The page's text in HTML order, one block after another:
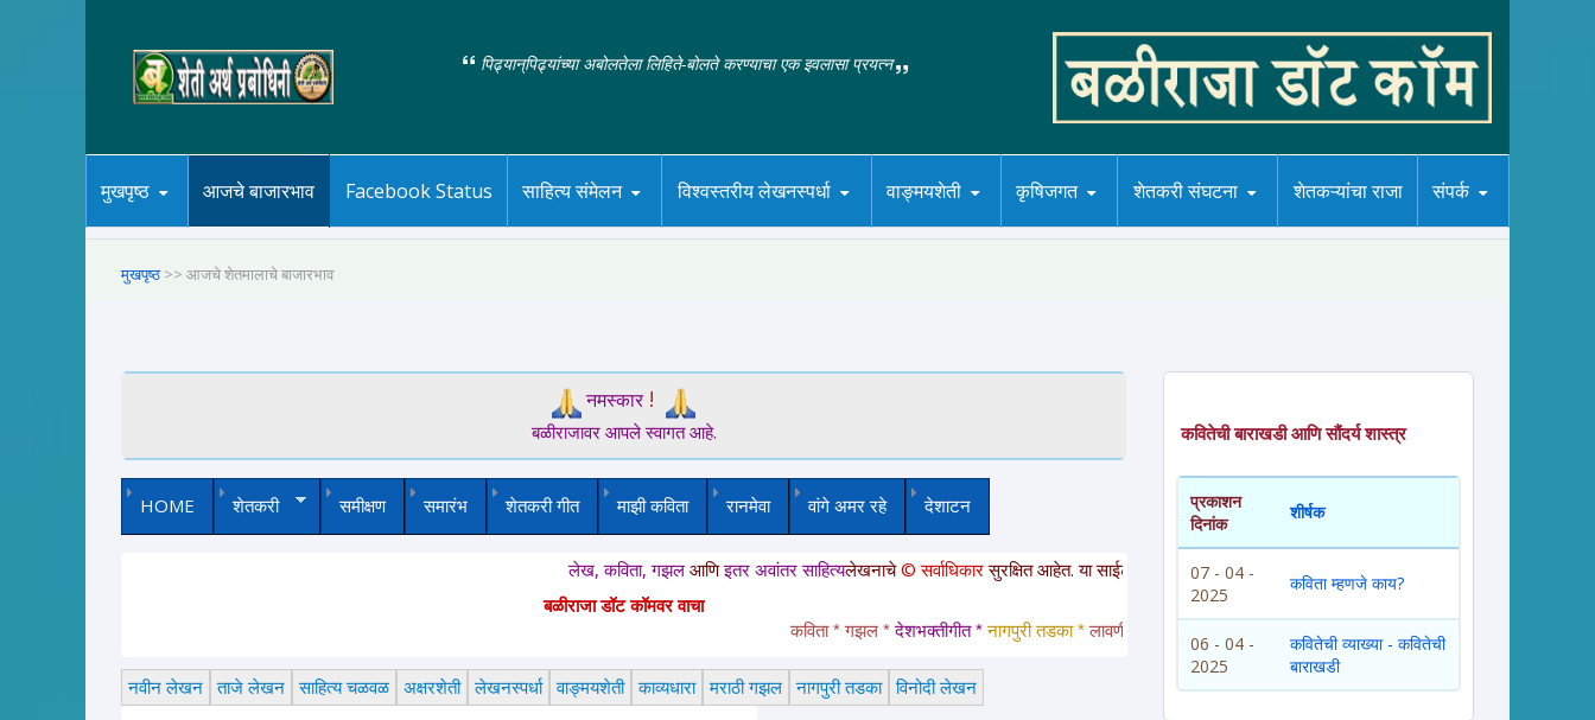
पिढ्यान्‌पिढ्यांच्या अबोलतेला लिहिते-बोलते करण्याचा एक इवलासा प्रयत्न
मुखपृष्ठ आजचे बाजारभाव Facebook Status साहित्य संमेलन विश्वस्तरीय लेखनस्पर्धा वाङ्मयशेती कृषिजगत शेतकरी संघटना शेतकऱ्यांचा राजा संपर्क
मुखपृष्ठ >> आजचे शेतमालाचे बाजारभाव
नमस्कार!
बळीराजावर आपले स्वागत आहे.
HOME शेतकरी समीक्षण समारंभ शेतकरी गीत माझी कविता रानमेवा वांगे अमर रहे देशाटन
लेख, कविता, गझलआणि इतर अवांतर साहित्यलेखनाचे© सर्वाधिकारसुरक्षित आहेत. या साईटवरचे साहित्य इतरांना पाठवायचे असल्यास कृपया साईटचा पत्ता इतरांना कळवावा ही विनंती.
बळीराजा डॉट कॉमवर वाचा
कविता * गझल * देशभक्तीगीत * नागपुरी तडका * लावणी * अंगाईगीत * शेतकरीगीत * ललीत लेख * कथा * विडंबन *
नवीन लेखन ताजे लेखन साहित्य चळवळ अक्षरशेती लेखनस्पर्धा वाङ्मयशेती काव्यधारा मराठी गझल नागपुरी तडका विनोदी लेखन
कवितेची बाराखडी आणि सौंदर्य शास्त्र
प्रकाशन
दिनांक
शीर्षक
07 - 04 -
2025
कविता म्हणजे काय?
06 - 04 -
2025
कवितेची व्याख्या - कवितेची
बाराखडी